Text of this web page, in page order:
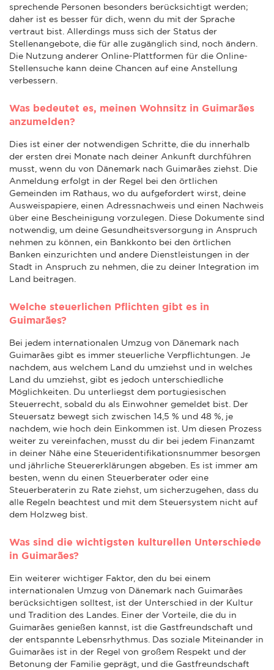
sprechende Personen besonders berücksichtigt werden;
daher ist es besser für dich, wenn du mit der Sprache
vertraut bist. Allerdings muss sich der Status der
Stellenangebote, die für alle zugänglich sind, noch ändern.
Die Nutzung anderer Online-Plattformen für die Online-
Stellensuche kann deine Chancen auf eine Anstellung
verbessern.
Was bedeutet es, meinen Wohnsitz in Guimarães
anzumelden?
Dies ist einer der notwendigen Schritte, die du innerhalb
der ersten drei Monate nach deiner Ankunft durchführen
musst, wenn du von Dänemark nach Guimarães ziehst. Die
Anmeldung erfolgt in der Regel bei den örtlichen
Gemeinden im Rathaus, wo du aufgefordert wirst, deine
Ausweispapiere, einen Adressnachweis und einen Nachweis
über eine Bescheinigung vorzulegen. Diese Dokumente sind
notwendig, um deine Gesundheitsversorgung in Anspruch
nehmen zu können, ein Bankkonto bei den örtlichen
Banken einzurichten und andere Dienstleistungen in der
Stadt in Anspruch zu nehmen, die zu deiner Integration im
Land beitragen.
Welche steuerlichen Pflichten gibt es in
Guimarães?
Bei jedem internationalen Umzug von Dänemark nach
Guimarães gibt es immer steuerliche Verpflichtungen. Je
nachdem, aus welchem Land du umziehst und in welches
Land du umziehst, gibt es jedoch unterschiedliche
Möglichkeiten. Du unterliegst dem portugiesischen
Steuerrecht, sobald du als Einwohner gemeldet bist. Der
Steuersatz bewegt sich zwischen 14,5 % und 48 %, je
nachdem, wie hoch dein Einkommen ist. Um diesen Prozess
weiter zu vereinfachen, musst du dir bei jedem Finanzamt
in deiner Nähe eine Steueridentifikationsnummer besorgen
und jährliche Steuererklärungen abgeben. Es ist immer am
besten, wenn du einen Steuerberater oder eine
Steuerberaterin zu Rate ziehst, um sicherzugehen, dass du
alle Regeln beachtest und mit dem Steuersystem nicht auf
dem Holzweg bist.
Was sind die wichtigsten kulturellen Unterschiede
in Guimarães?
Ein weiterer wichtiger Faktor, den du bei einem
internationalen Umzug von Dänemark nach Guimarães
berücksichtigen solltest, ist der Unterschied in der Kultur
und Tradition des Landes. Einer der Vorteile, die du in
Guimarães genießen kannst, ist die Gastfreundschaft und
der entspannte Lebensrhythmus. Das soziale Miteinander in
Guimarães ist in der Regel von großem Respekt und der
Betonung der Familie geprägt, und die Gastfreundschaft